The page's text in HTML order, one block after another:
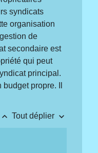
syndicats
organisation
de
secondaire est
qui peut
principal.
propre. Il
keyboard_arrow_up Tout déplier keyboard_arrow_down